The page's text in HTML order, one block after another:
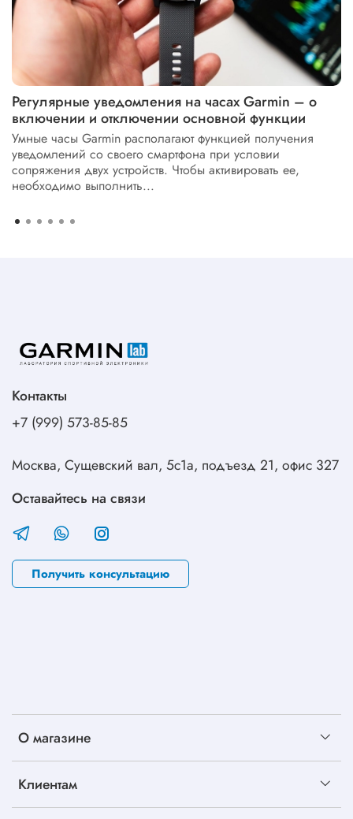
Регулярные уведомления на часах Garmin – о
включении и отключении основной функции
Умные часы Garmin располагают функцией получения
уведомлений со своего смартфона при условии
сопряжения двух устройств. Чтобы активировать ее,
необходимо выполнить...
О магазине
Клиентам
Контакты
+7 (999) 573-85-85
Москва, Сущевский вал, 5с1а, подъезд 21, офис 327
Оставайтесь на связи
Получить консультацию